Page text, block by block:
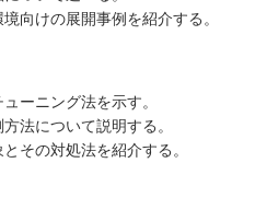
向けの展開事例を紹介する。
ーニング法を示す。
法について説明する。
その対処法を紹介する。